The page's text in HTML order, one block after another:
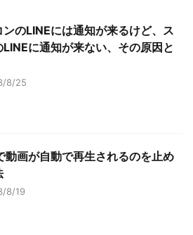
ンのLINEには通知が来るけど、ス
LINEに通知が来ない、その原因と
8/25
動画が自動で再生されるのを止め
8/19